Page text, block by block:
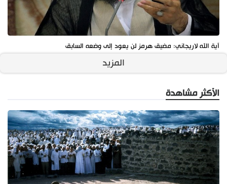
آية الله لاريجاني: مضيق هرمز لن يعود إلى وضعه السابق
المزيد
الأكثر مشاهدة